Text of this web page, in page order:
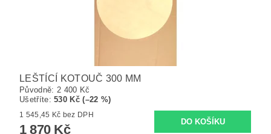
LEŠTÍCÍ KOTOUČ 300 MM
Původně: 2 400 Kč
Ušetříte:530 Kč (–22 %)
1 545,45 Kč bez DPH
1 870 Kč